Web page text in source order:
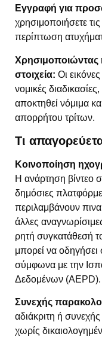
Εγγραφή για
χρησιμοποιήσετε
περίπτωση
Χρησιμοποιώντας
στοιχεία: Οι
νομικές
αποκτηθεί νόμιμα
απορρήτου τρίτων.
Τι
Κοινοποίηση
Η ανάρτηση βίντεο
δημόσιες
περιλαμβάνουν
άλλες
ρητή συγκατάθεσή
μπορεί να
σύμφωνα με την
Δεδομένων (AEPD).
Συνεχής
αδιάκριτη ή
χωρίς